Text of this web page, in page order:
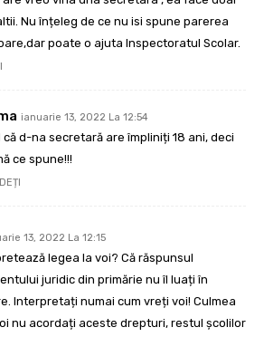
Nu înțeleg de ce nu isi spune parerea
poate o ajuta Inspectoratul Scolar.
ianuarie 13, 2022 La 12:54
că d-na secretară are împliniți 18 ani, deci
ce spune!!!
13, 2022 La 12:15
legea la voi? Că răspunsul
juridic din primărie nu îl luați în
Interpretați numai cum vreți voi! Culmea
nu acordați aceste drepturi, restul școlilor